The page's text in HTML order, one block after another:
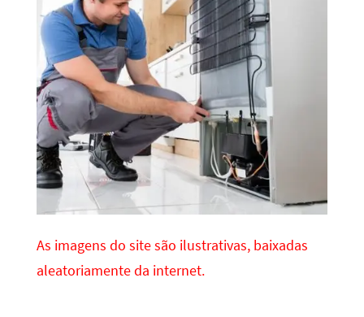
As imagens do site são ilustrativas, baixadas
aleatoriamente da internet.